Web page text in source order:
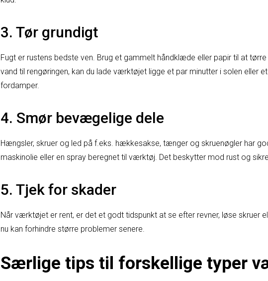
3. Tør grundigt
Fugt er rustens bedste ven. Brug et gammelt håndklæde eller papir til at
vand til rengøringen, kan du lade værktøjet ligge et par minutter i solen eller
fordamper.
4. Smør bevægelige dele
Hængsler, skruer og led på f.eks. hækkesakse, tænger og skruenøgler har
maskinolie eller en spray beregnet til værktøj. Det beskytter mod rust og
5. Tjek for skader
Når værktøjet er rent, er det et godt tidspunkt at se efter revner, løse skruer
nu kan forhindre større problemer senere.
Særlige tips til forskellige typer